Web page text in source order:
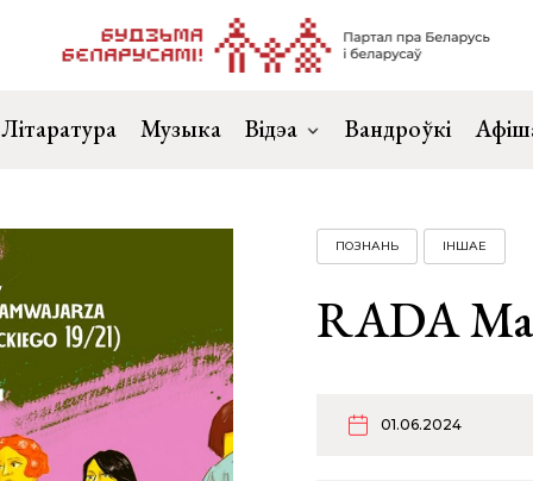
Літаратура Музыка Відэа Вандроўкі
ПОЗНАНЬ ІНШАЕ
RADA
01.06.2024